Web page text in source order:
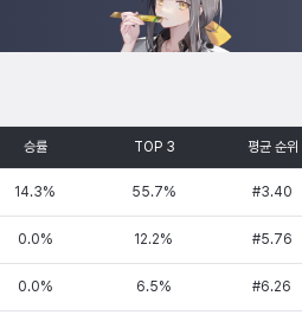
승률 TOP 3 평균 순위
14.3% 55.7% #3.40
0.0% 12.2% #5.76
0.0% 6.5% #6.26